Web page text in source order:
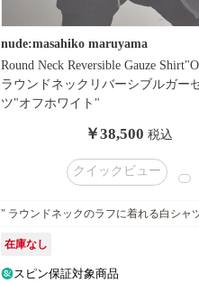
nude:masahiko maruyama
Round Neck Reversible Gauze
ラウンドネックリバーシブルガー
ツ"オフホワイト"
￥38,500 税込
クイックビュー
" ラウンドネックのラフに着れる白シャ
在庫なし
スピン保証対象商品